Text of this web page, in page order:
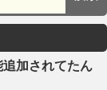
追加されてたん